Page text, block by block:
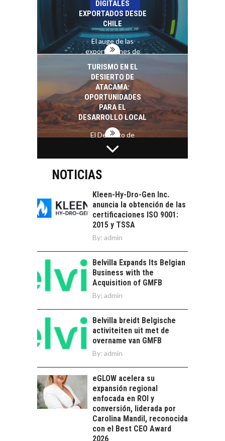
crédito…
DIGITALES
EXPORTADOS DESDE
CHILE
El auge de las
exportaciones de
Chile:…
TURISMO EN EL
DESIERTO DE
ATACAMA:
OPORTUNIDADES
PARA EL
DESARROLLO LOCAL
El Desierto de
Atacama: Motor
Estratégico para el
LA INDUSTRIA
MINERA CHILENA
FRENTE AL DESAFÍO
SOSTENIBILIDAD
Minería chilena: un
pilar estratégico ante
el reto ineludible de…
CAPITAL DE RIESGO
OPORTUNIDADES
PARA STARTUPS Y
NUEVOS NEGOCIOS
Capital de riesgo en
innovación para
startups…
LA
TRANSFORMACIÓN
DE LOS RECURSOS
HUMANOS EN LAS
EMPRESAS
CHILENAS
La transformación
estratégica de los
recursos humanos en
las empresas…
FINANCIAMIENTO
PARA PYMES EN
CHILE:
ALTERNATIVAS MÁS
NOTICIAS
Kleen-Hy-Dro-Gen Inc.
anuncia la obtención de las
certificaciones ISO 9001:
2015 y TSSA
By: admin
Belvilla Expands Its Belgian
Business with the
Acquisition of GMFB
By: admin
Belvilla breidt Belgische
activiteiten uit met de
overname van GMFB
By: admin
eGLOW acelera su
expansión regional
enfocada en ROI y
conversión, liderada por
Carolina Mandil, reconocida
con el Best CEO Award
2026